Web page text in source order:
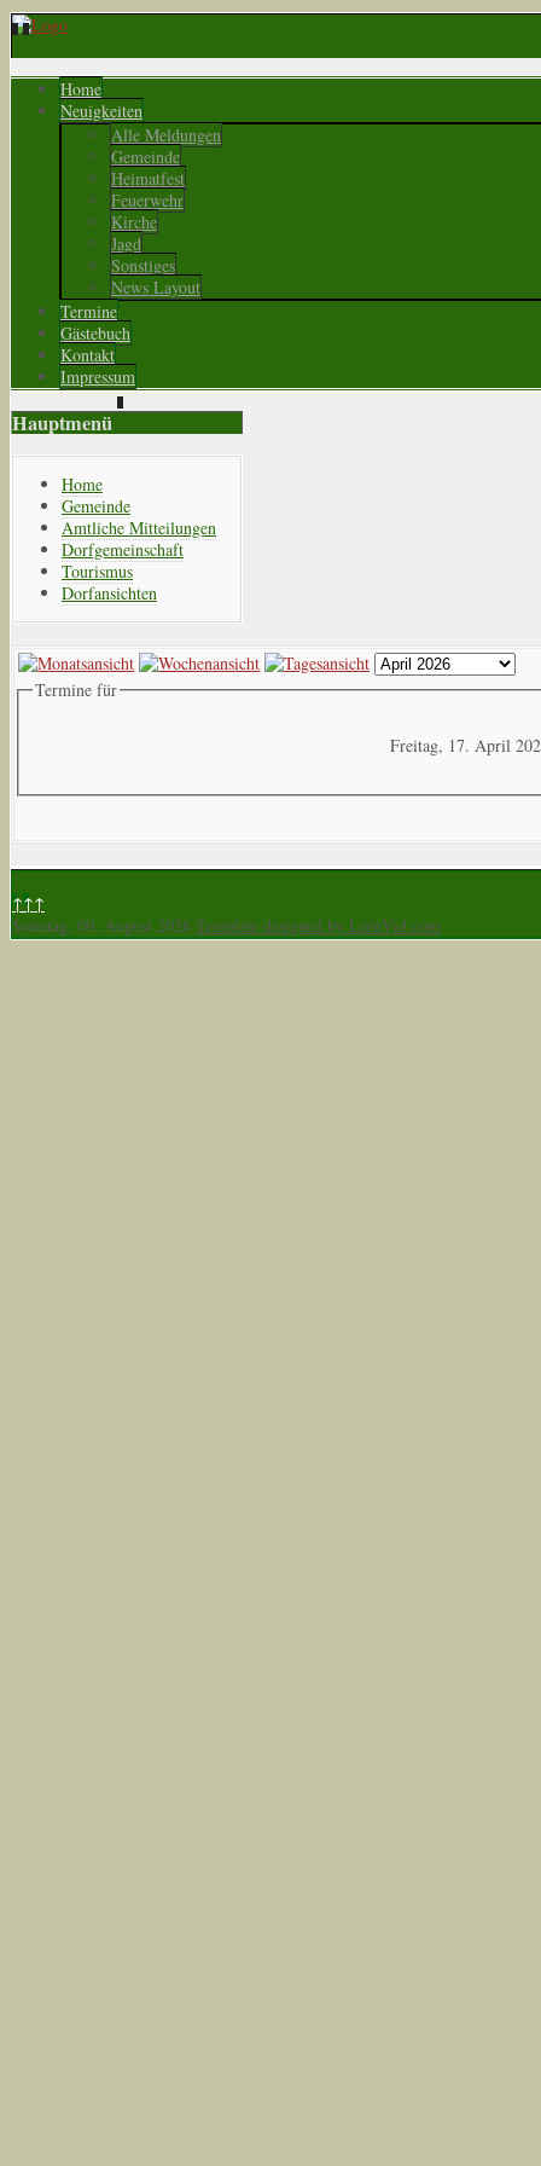
Home
Neuigkeiten
Alle Meldungen
Gemeinde
Heimatfest
Feuerwehr
Kirche
Jagd
Sonstiges
News Layout
Termine
Gästebuch
Kontakt
Impressum
Hauptmenü
Home
Gemeinde
Amtliche Mitteilungen
Dorfgemeinschaft
Tourismus
Dorfansichten
Termine für
Freitag, 17. April
↑↑↑
Sonntag, 09. August 2026 Template designed by LernVid.com